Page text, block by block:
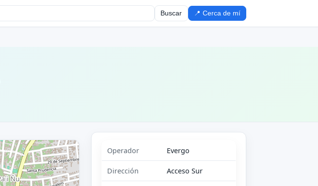
Buscar 📍 Cerca de mí
Operador Evergo
Dirección Acceso Sur